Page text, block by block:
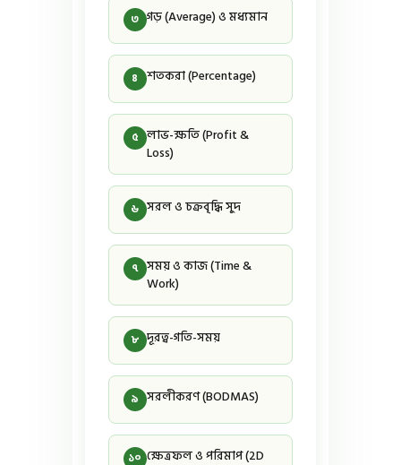
৩ গড় (Average) ও মধ্যমান
৪ শতকরা (Percentage)
৫ লাভ-ক্ষতি (Profit &
Loss)
৬ সরল ও চক্রবৃদ্ধি সুদ
৭ সময় ও কাজ (Time &
Work)
৮ দূরত্ব-গতি-সময়
৯ সরলীকরণ (BODMAS)
১০ ক্ষেত্রফল ও পরিমাপ (2D